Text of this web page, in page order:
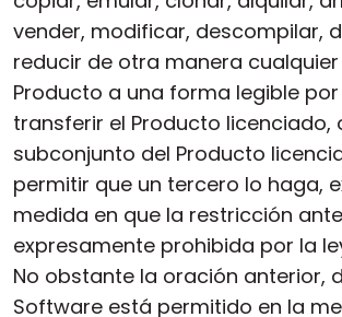
vender, modificar, descompilar,
reducir de otra manera
Producto a una forma legible
transferir el Producto licenciado,
subconjunto del Producto
permitir que un tercero lo haga,
medida en que la restricción
expresamente prohibida por la
No obstante la oración anterior,
Software está permitido en la